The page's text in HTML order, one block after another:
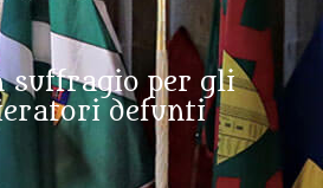
suffragio per gli
defunti